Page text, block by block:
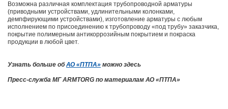
Возможна различная комплектация трубопроводной арматуры
(приводными устройствами, удлинительными колонками,
демпфирующими устройствами), изготовление арматуры с любым
исполнением по присоединению к трубопроводу «под трубу» заказчика,
покрытие полимерным антикоррозийным покрытием и покраска
продукции в любой цвет.
Узнать больше обАО «ПТПА» можно здесь
Пресс-служба МГARMTORG по материалам АО «ПТПА»